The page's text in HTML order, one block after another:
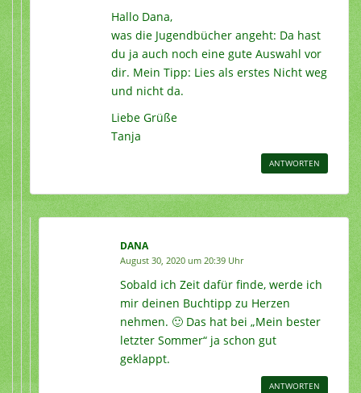
Hallo Dana,
was die Jugendbücher angeht: Da hast
du ja auch noch eine gute Auswahl vor
dir. Mein Tipp: Lies als erstes Nicht weg
und nicht da.
Liebe Grüße
Tanja
ANTWORTEN
DANA
August 30, 2020 um 20:39 Uhr
Sobald ich Zeit dafür finde, werde ich
mir deinen Buchtipp zu Herzen
nehmen. 🙂 Das hat bei „Mein bester
letzter Sommer“ ja schon gut
geklappt.
ANTWORTEN